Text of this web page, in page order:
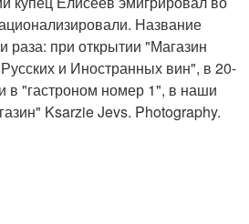
Название
раза: при открытии "Магазин
и Иностранных вин", в 20-
в "гастроном номер 1", в наши
Ksarzie Jevs. Photography.